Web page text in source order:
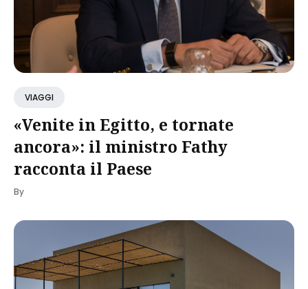
VIAGGI
«Venite in Egitto, e tornate
ancora»: il ministro Fathy
racconta il Paese
By